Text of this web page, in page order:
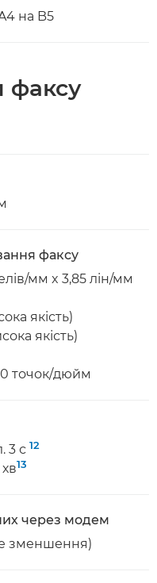
на B5
факсу
факсу
мм x 3,85 лін/мм
якість)
якість)
точок/дюйм
3 с 12
13
через модем
зменшення)